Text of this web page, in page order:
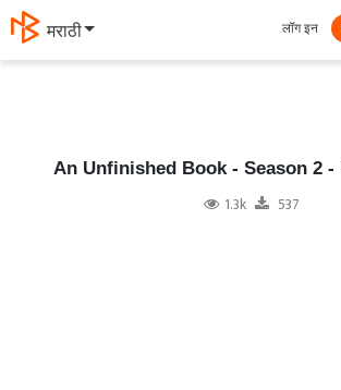
தமிழ் लॉग इन
An Unfinished Book - Season 2 -
1.3k 537